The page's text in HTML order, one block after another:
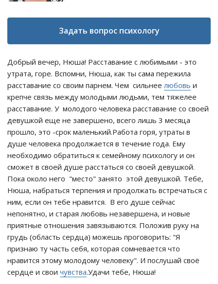
Задать вопрос психологу
Добрый вечер, Нюша! Расставание с любимыми - это
утрата, горе. Вспомни, Нюша, как ты сама пережила
расставание со своим парнем. Чем сильнее любовь и
крепче связь между молодыми людьми, тем тяжелее
расставание. У молодого человека расставание со своей
девушкой еще не завершено, всего лишь 3 месяца
прошло, это -срок маленький.Работа горя, утраты в
душе человека продолжается в течение года. Ему
необходимо обратиться к семейному психологу и он
сможет в своей душе расстаться со своей девушкой.
Пока около него "место" занято этой девушкой. Тебе,
Нюша, набраться терпения и продолжать встречаться с
ним, если он тебе нравится. В его душе сейчас
непонятно, и старая любовь незавершена, и новые
приятные отношения завязываются. Положив руку на
грудь (область сердца) можешь проговорить: "Я
признаю ту часть себя, которая сомневается что
нравится этому молодому человеку". И послушай своё
сердце и свои чувства.Удачи тебе, Нюша!